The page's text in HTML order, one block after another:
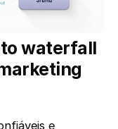
waterfall
e